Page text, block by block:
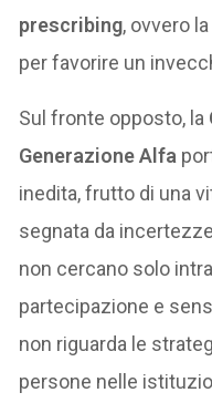
prescribing, ovvero
per favorire un
Sul fronte opposto, la
Generazione Alfa
inedita, frutto di una
segnata da
non cercano solo
partecipazione e
non riguarda le
persone nelle